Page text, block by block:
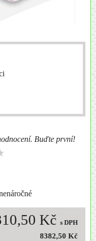
Buďte první!
Kč s DPH
8382,50 Kč